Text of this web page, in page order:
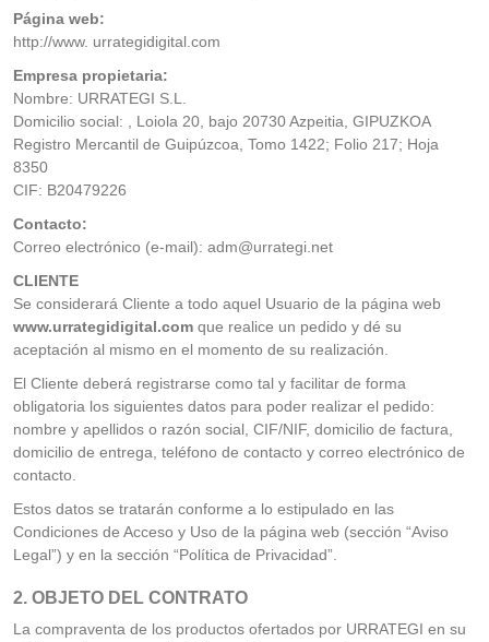
Página web:
http://www. urrategidigital.com
Empresa propietaria:
Nombre: URRATEGI S.L.
Domicilio social: , Loiola 20, bajo 20730 Azpeitia, GIPUZKOA
Registro Mercantil de Guipúzcoa, Tomo 1422; Folio 217; Hoja
8350
CIF: B20479226
Contacto:
Correo electrónico (e-mail): adm@urrategi.net
CLIENTE
Se considerará Cliente a todo aquel Usuario de la página web
www.urrategidigital.com que realice un pedido y dé su
aceptación al mismo en el momento de su realización.
El Cliente deberá registrarse como tal y facilitar de forma
obligatoria los siguientes datos para poder realizar el pedido:
nombre y apellidos o razón social, CIF/NIF, domicilio de factura,
domicilio de entrega, teléfono de contacto y correo electrónico de
contacto.
Estos datos se tratarán conforme a lo estipulado en las
Condiciones de Acceso y Uso de la página web (sección “Aviso
Legal”) y en la sección “Política de Privacidad”.
2. OBJETO DEL CONTRATO
La compraventa de los productos ofertados por URRATEGI en su